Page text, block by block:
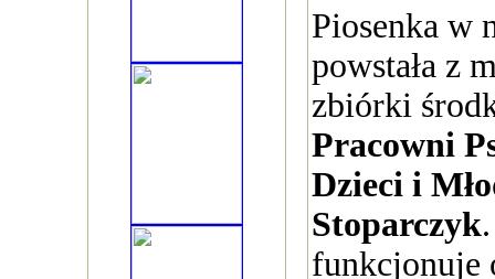
Piosenka w
powstała z
zbiórki
Pracowni
Dzieci i
Stoparczyk
funkcjonuje